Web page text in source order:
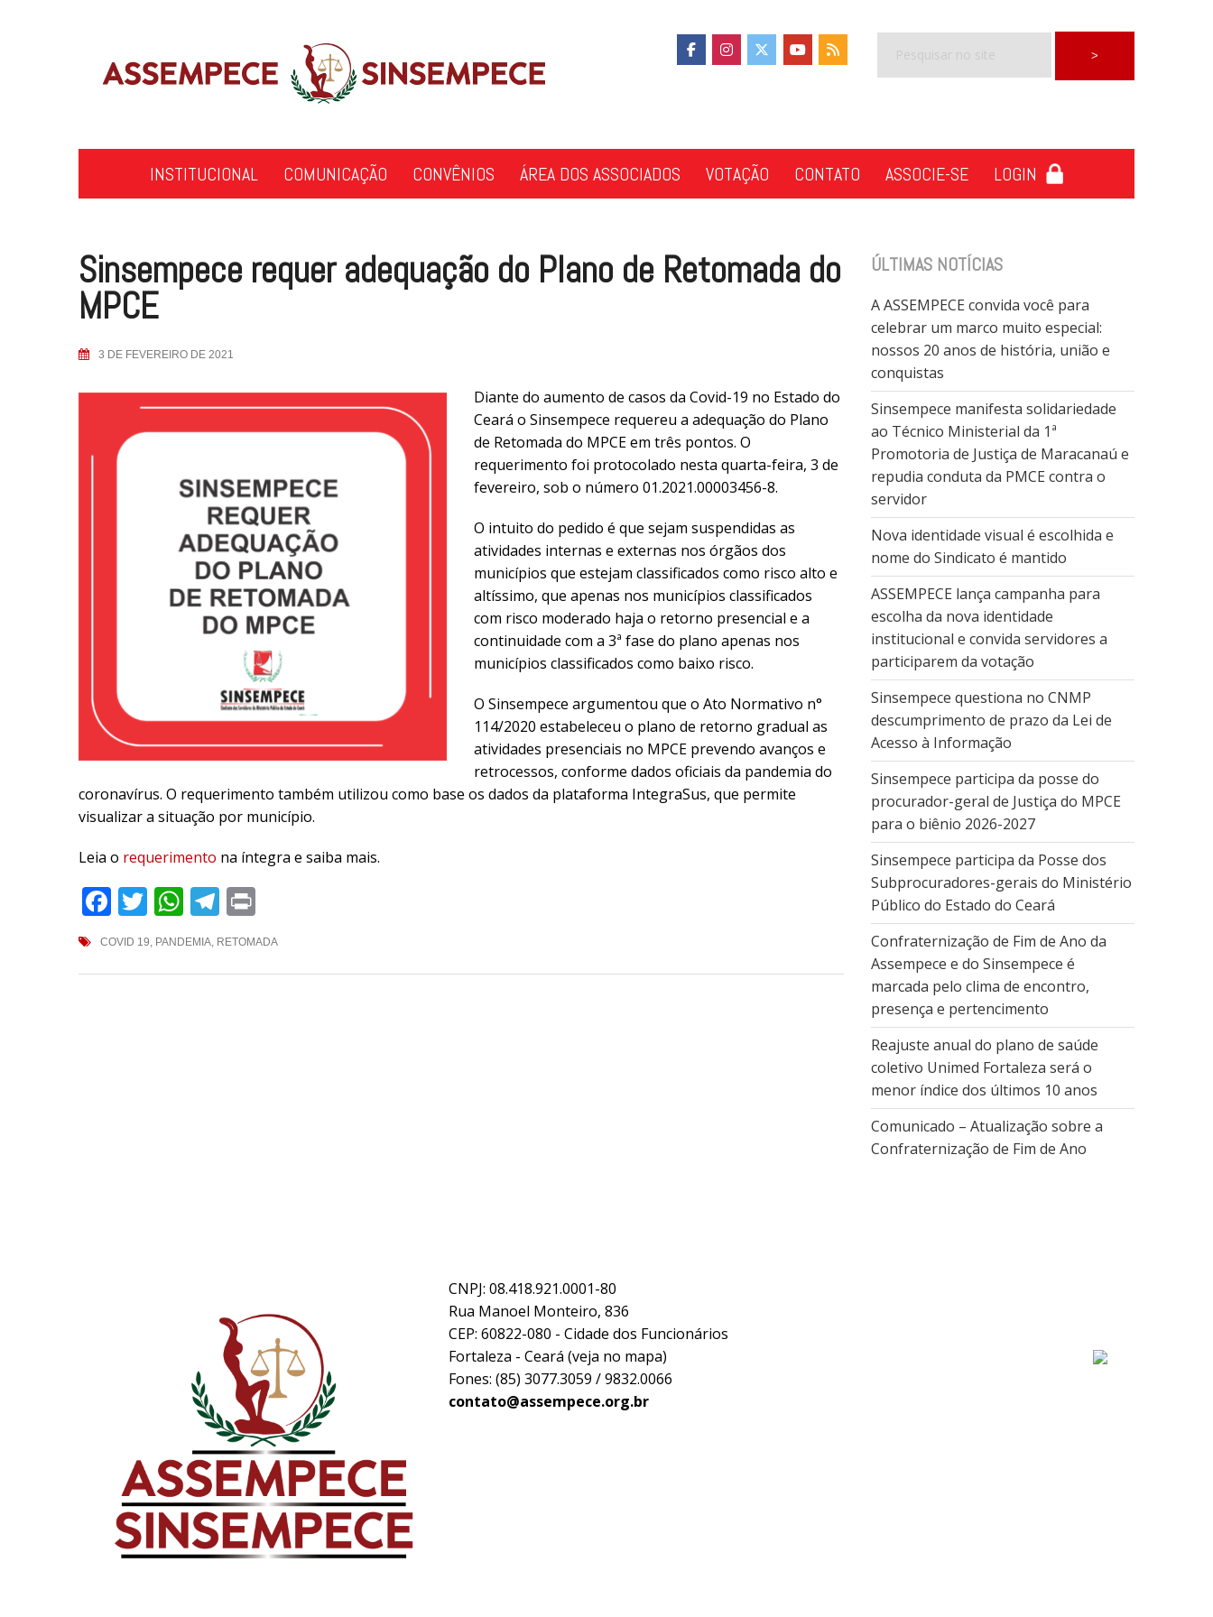
INSTITUCIONAL COMUNICAÇÃO CONVÊNIOS ÁREA DOS ASSOCIADOS VOTAÇÃO CONTATO ASSOCIE-SE LOGIN
Sinsempece requer adequação do Plano de Retomada do
MPCE
3 DE FEVEREIRO DE 2021
Diante do aumento de casos da Covid-19 no Estado do
Ceará o Sinsempece requereu a adequação do Plano
de Retomada do MPCE em três pontos. O
requerimento foi protocolado nesta quarta-feira, 3 de
fevereiro, sob o número 01.2021.00003456-8.
O intuito do pedido é que sejam suspendidas as
atividades internas e externas nos órgãos dos
municípios que estejam classificados como risco alto e
altíssimo, que apenas nos municípios classificados
com risco moderado haja o retorno presencial e a
continuidade com a 3ª fase do plano apenas nos
municípios classificados como baixo risco.
O Sinsempece argumentou que o Ato Normativo n°
114/2020 estabeleceu o plano de retorno gradual as
atividades presenciais no MPCE prevendo avanços e
retrocessos, conforme dados oficiais da pandemia do
coronavírus. O requerimento também utilizou como base os dados da plataforma IntegraSus, que permite
visualizar a situação por município.
Leia o requerimento na íntegra e saiba mais.
Facebook
Twitter
WhatsApp
Telegram
COVID 19, PANDEMIA, RETOMADA
ÚLTIMAS NOTÍCIAS
A ASSEMPECE convida você para
celebrar um marco muito especial:
nossos 20 anos de história, união e
conquistas
Sinsempece manifesta solidariedade
ao Técnico Ministerial da 1ª
Promotoria de Justiça de Maracanaú e
repudia conduta da PMCE contra o
servidor
Nova identidade visual é escolhida e
nome do Sindicato é mantido
ASSEMPECE lança campanha para
escolha da nova identidade
institucional e convida servidores a
participarem da votação
Sinsempece questiona no CNMP
descumprimento de prazo da Lei de
Acesso à Informação
Sinsempece participa da posse do
procurador-geral de Justiça do MPCE
para o biênio 2026-2027
Sinsempece participa da Posse dos
Subprocuradores-gerais do Ministério
Público do Estado do Ceará
Confraternização de Fim de Ano da
Assempece e do Sinsempece é
marcada pelo clima de encontro,
presença e pertencimento
Reajuste anual do plano de saúde
coletivo Unimed Fortaleza será o
menor índice dos últimos 10 anos
Comunicado – Atualização sobre a
Confraternização de Fim de Ano
CNPJ: 08.418.921.0001-80
Rua Manoel Monteiro, 836
CEP: 60822-080 - Cidade dos Funcionários
Fortaleza - Ceará (veja no mapa)
Fones: (85) 3077.3059 / 9832.0066
contato@assempece.org.br